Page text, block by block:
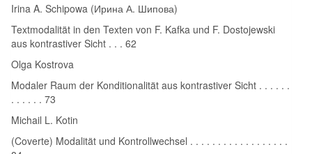
Irina A. Schipowa (Ирина А. Шипова)
Textmodalität in den Texten von F. Kafka und F. Dostojewski
aus kontrastiver Sicht . . . 62
Olga Kostrova
Modaler Raum der Konditionalität aus kontrastiver Sicht . . . . . .
. . . . . . 73
Michail L. Kotin
(Coverte) Modalität und Kontrollwechsel . . . . . . . . . . . . . . . . . .